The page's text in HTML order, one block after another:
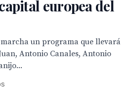
europea del
un programa que llevará
Antonio Canales, Antonio